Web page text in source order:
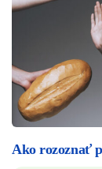
Ako rozoznať